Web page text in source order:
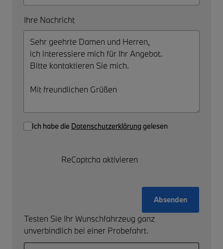
Ihre Nachricht
Ich habe die Datenschutzerklärung gelesen
ReCaptcha aktivieren
Absenden
Testen Sie Ihr Wunschfahrzeug ganz
unverbindlich bei einer Probefahrt.